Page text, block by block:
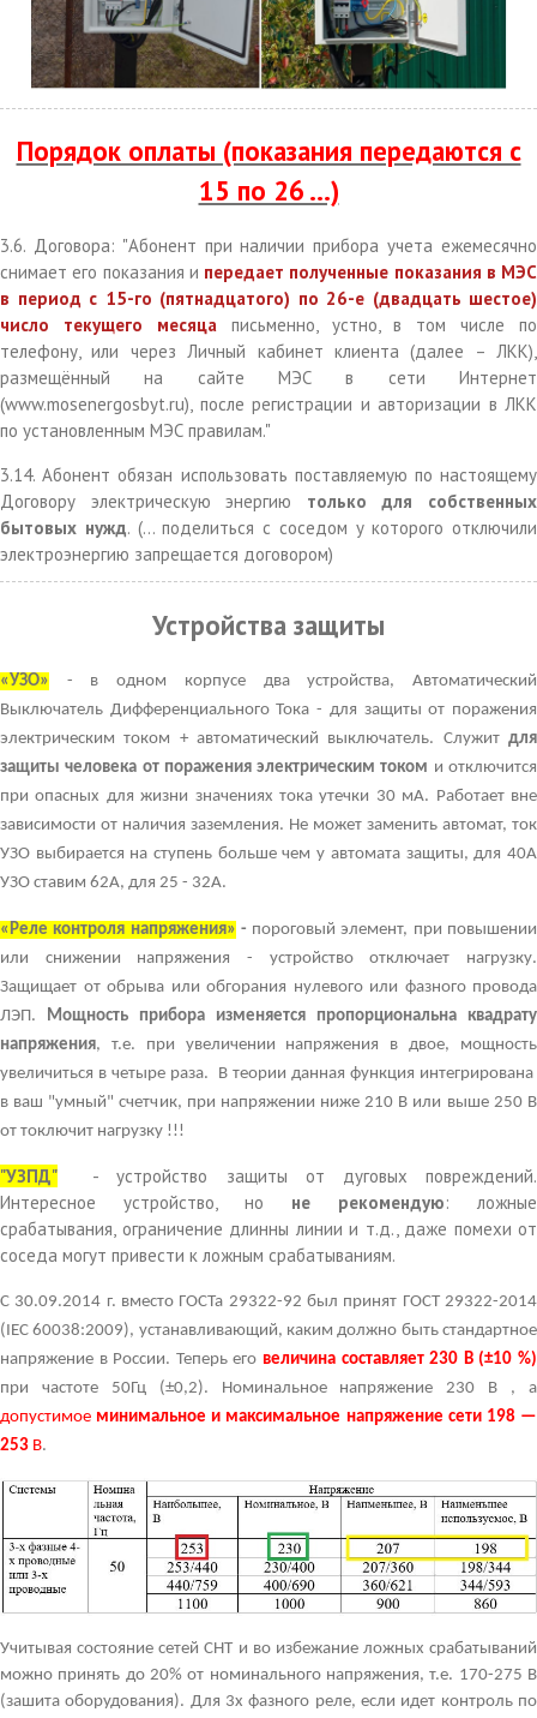
Порядок оплаты (показания передаются с
15 по 26 ...)
3.6. Договора: "Абонент при наличии прибора учета ежемесячно
снимает его показания и передает полученные показания в МЭС
в период с 15-го (пятнадцатого) по 26-е (двадцать шестое)
число текущего месяца письменно, устно, в том числе по
телефону, или через Личный кабинет клиента (далее – ЛКК),
размещённый на сайте МЭС в сети Интернет
(www.mosenergosbyt.ru), после регистрации и авторизации в ЛКК
по установленным МЭС правилам."
3.14. Абонент обязан использовать поставляемую по настоящему
Договору электрическую энергию только для собственных
бытовых нужд. (… поделиться с соседом у которого отключили
электроэнергию запрещается договором)
Устройства защиты
«УЗО» - в одном корпусе два устройства, Автоматический
Выключатель Дифференциального Тока - для защиты от поражения
электрическим током + автоматический выключатель. Служит для
защиты человека от поражения электрическим током и отключится
при опасных для жизни значениях тока утечки 30 мА. Работает вне
зависимости от наличия заземления. Не может заменить автомат, ток
УЗО выбирается на ступень больше чем у автомата защиты, для 40А
УЗО ставим 62А, для 25 - 32А.
«Реле контроля напряжения» - пороговый элемент, при повышении
или снижении напряжения - устройство отключает нагрузку.
Защищает от обрыва или обгорания нулевого или фазного провода
ЛЭП. Мощность прибора изменяется пропорциональна квадрату
напряжения, т.е. при увеличении напряжения в двое, мощность
увеличиться в четыре раза. В теории данная функция интегрирована
в ваш "умный" счетчик, при напряжении ниже 210 В или выше 250 В
от тоключит нагрузку !!!
"УЗПД" - устройство защиты от дуговых повреждений.
Интересное устройство, но не рекомендую: ложные
срабатывания, ограничение длинны линии и т.д., даже помехи от
соседа могут привести к ложным срабатываниям.
С 30.09.2014 г. вместо ГОСТа 29322-92 был принят ГОСТ 29322-2014
(IEC 60038:2009), устанавливающий, каким должно быть стандартное
напряжение в России. Теперь его величина составляет 230 В (±10 %)
при частоте 50Гц (±0,2). Номинальное напряжение 230 В , а
допустимое минимальное и максимальное напряжение сети 198 —
253 В.
Учитывая состояние сетей СНТ и во избежание ложных срабатываний
можно принять до 20% от номинального напряжения, т.е. 170-275 В
(зашита оборудования). Для 3х фазного реле, если идет контроль по